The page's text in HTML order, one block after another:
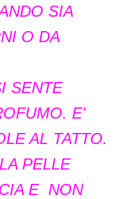
SIA
O DA
SENTE
E'
AL TATTO.
PELLE
E NON